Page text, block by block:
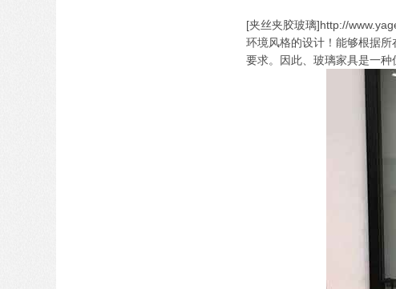
[夹丝夹胶玻璃]http://
环境风格的设计！能够根据
要求。因此、玻璃家具是一